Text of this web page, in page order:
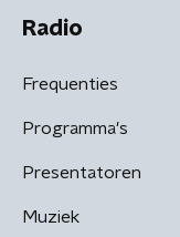
Radio
Frequenties
Programma's
Presentatoren
Muziek